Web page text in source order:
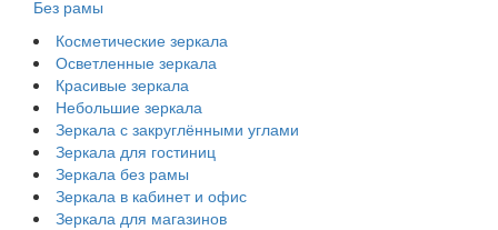
Без рамы
Косметические зеркала
Осветленные зеркала
Красивые зеркала
Небольшие зеркала
Зеркала с закруглёнными углами
Зеркала для гостиниц
Зеркала без рамы
Зеркала в кабинет и офис
Зеркала для магазинов